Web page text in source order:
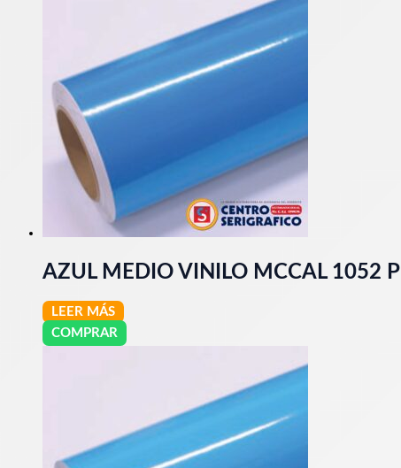
AZUL MEDIO VINILO MCCAL 1052
LEER MÁS
COMPRAR